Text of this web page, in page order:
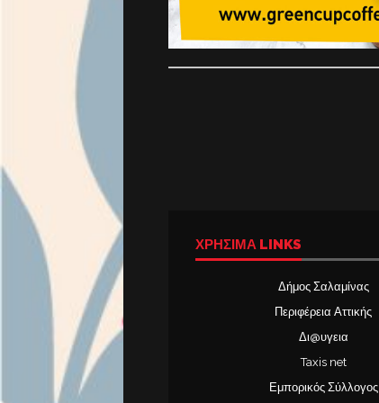
ΧΡΉΣΙΜΑ LINKS
Δήμος Σαλαμίνας
Περιφέρεια Αττικής
Δι@υγεια
Taxis net
Εμπορικός Σύλλογος